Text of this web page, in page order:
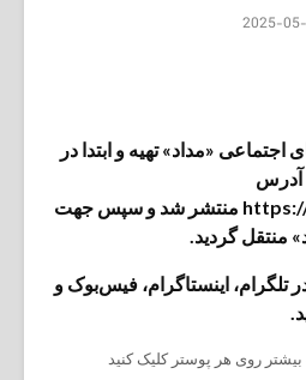
2025-
«مداد» تهیه و ابتدا در
آدرس
https://t.me/medads/37188 منتشر شد و سپس جهت
منتقل گردید.
تلگرام، اینستاگرام، فیس‌بوک و
روی هر پوستر کلیک کنید